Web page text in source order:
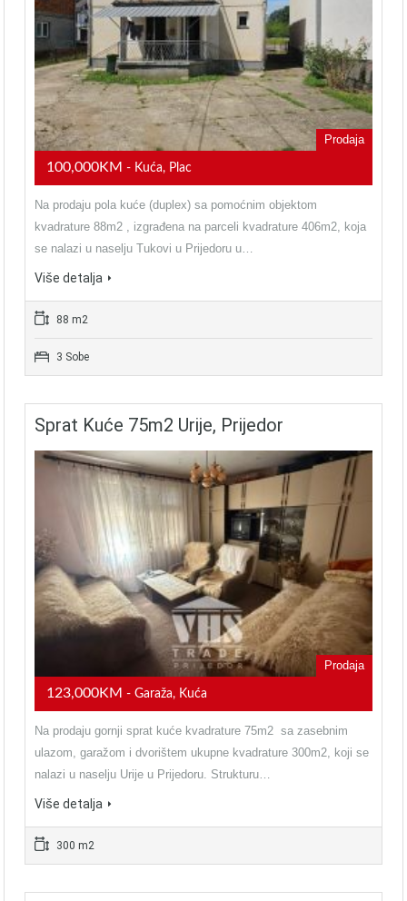
Prodaja
100,000KM - Kuća, Plac
Na prodaju pola kuće (duplex) sa pomoćnim objektom
kvadrature 88m2 , izgrađena na parceli kvadrature 406m2, koja
se nalazi u naselju Tukovi u Prijedoru u…
Više detalja
88 m2
3 Sobe
Sprat Kuće 75m2 Urije, Prijedor
Prodaja
123,000KM - Garaža, Kuća
Na prodaju gornji sprat kuće kvadrature 75m2 sa zasebnim
ulazom, garažom i dvorištem ukupne kvadrature 300m2, koji se
nalazi u naselju Urije u Prijedoru. Strukturu…
Više detalja
300 m2